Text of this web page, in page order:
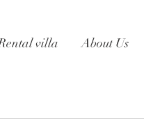
villa About Us